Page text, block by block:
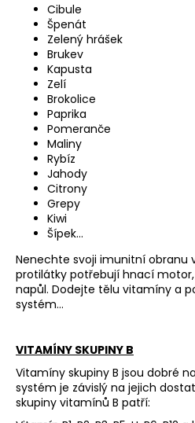
Cibule
Špenát
Zelený hrášek
Brukev
Kapusta
Zelí
Brokolice
Paprika
Pomeranče
Maliny
Rybíz
Jahody
Citrony
Grepy
Kiwi
Šípek…
Nenechte svoji imunitní obranu
protilátky potřebují hnací
napůl. Dodejte tělu vitamíny a
systém…
VITAMÍNY SKUPINY B
Vitamíny skupiny B jsou dobré
systém je závislý na jejich
skupiny vitamínů B patří: